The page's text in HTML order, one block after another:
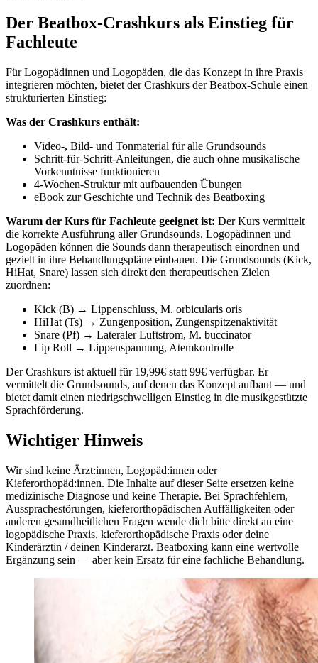
Der Beatbox-Crashkurs als Einstieg für
Fachleute
Für Logopädinnen und Logopäden, die das Konzept in ihre Praxis
integrieren möchten, bietet der Crashkurs der Beatbox-Schule einen
strukturierten Einstieg:
Was der Crashkurs enthält:
Video-, Bild- und Tonmaterial für alle Grundsounds
Schritt-für-Schritt-Anleitungen, die auch ohne musikalische
Vorkenntnisse funktionieren
4-Wochen-Struktur mit aufbauenden Übungen
eBook zur Geschichte und Technik des Beatboxing
Warum der Kurs für Fachleute geeignet ist: Der Kurs vermittelt
die korrekte Ausführung aller Grundsounds. Logopädinnen und
Logopäden können die Sounds dann therapeutisch einordnen und
gezielt in ihre Behandlungspläne einbauen. Die Grundsounds (Kick,
HiHat, Snare) lassen sich direkt den therapeutischen Zielen
zuordnen:
Kick (B) → Lippenschluss, M. orbicularis oris
HiHat (Ts) → Zungenposition, Zungenspitzenaktivität
Snare (Pf) → Lateraler Luftstrom, M. buccinator
Lip Roll → Lippenspannung, Atemkontrolle
Der Crashkurs ist aktuell für 19,99€ statt 99€ verfügbar. Er
vermittelt die Grundsounds, auf denen das Konzept aufbaut — und
bietet damit einen niedrigschwelligen Einstieg in die musikgestützte
Sprachförderung.
Wichtiger Hinweis
Wir sind keine Ärzt:innen, Logopäd:innen oder
Kieferorthopäd:innen. Die Inhalte auf dieser Seite ersetzen keine
medizinische Diagnose und keine Therapie. Bei Sprachfehlern,
Aussprachestörungen, kieferorthopädischen Auffälligkeiten oder
anderen gesundheitlichen Fragen wende dich bitte direkt an eine
logopädische Praxis, kieferorthopädische Praxis oder deine
Kinderärztin / deinen Kinderarzt. Beatboxing kann eine wertvolle
Ergänzung sein — aber kein Ersatz für eine fachliche Behandlung.